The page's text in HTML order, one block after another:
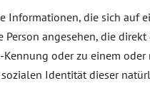
Informationen, die sich auf
angesehen, die
oder zu einem
Identität dieser